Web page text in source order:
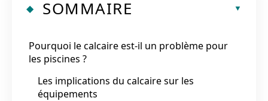
SOMMAIRE
Pourquoi le calcaire est-il un problème pour
les piscines ?
Les implications du calcaire sur les
équipements